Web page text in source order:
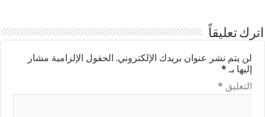
اترك تعليقاً
لن يتم نشر عنوان بريدك الإلكتروني. الحقول الإلزامية مشار
إليها بـ *
التعليق *